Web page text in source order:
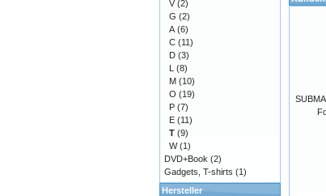
V (2)
G (2)
A (6)
C (11)
D (3)
L (8)
M (10)
O (19)
P (7)
E (11)
T (9)
W(1)
DVD+Book (2)
Gadgets, T-shirts (1)
Hersteller